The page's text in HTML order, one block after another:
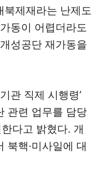
북제재라는 난제도
동이 어렵더라도
성공단 재가동을
관 직제 시행령’
관련 업무를 담당
다고 밝혔다. 개
북핵·미사일에 대